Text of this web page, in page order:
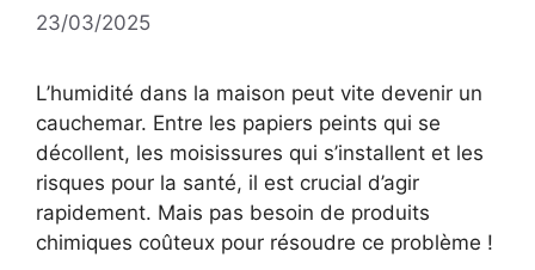
23/03/2025
L’humidité dans la maison peut vite devenir un
cauchemar. Entre les papiers peints qui se
décollent, les moisissures qui s’installent et les
risques pour la santé, il est crucial d’agir
rapidement. Mais pas besoin de produits
chimiques coûteux pour résoudre ce problème !